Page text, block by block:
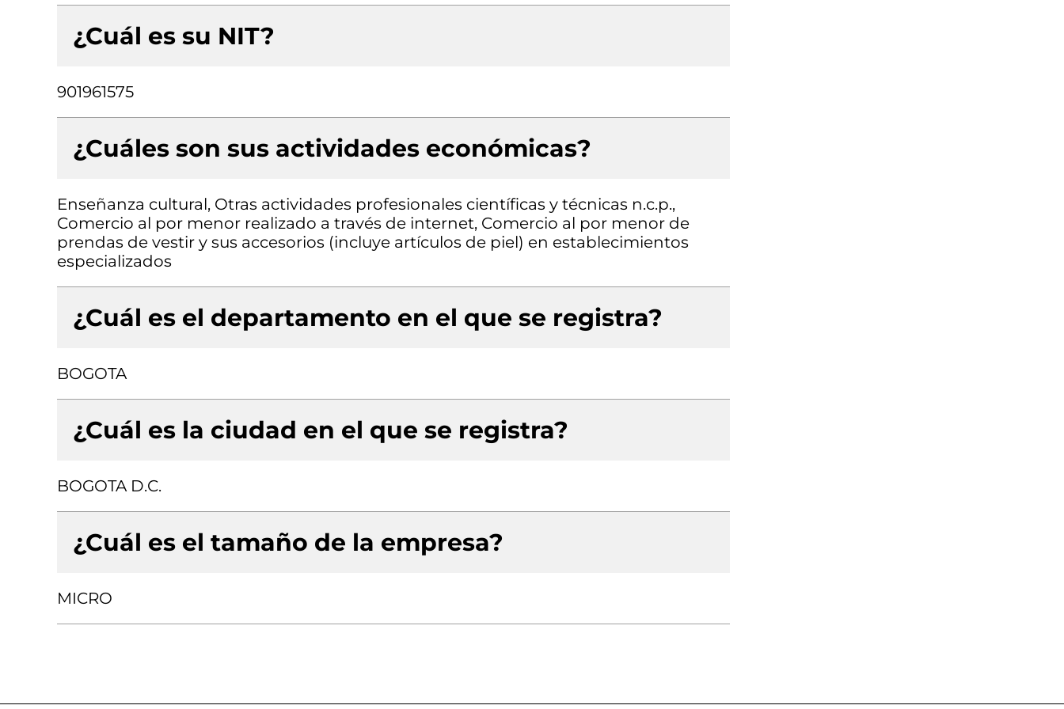
¿Cuál es su NIT?
901961575
¿Cuáles son sus actividades económicas?
Enseñanza cultural, Otras actividades profesionales científicas y técnicas n.c.p.,
Comercio al por menor realizado a través de internet, Comercio al por menor de
prendas de vestir y sus accesorios (incluye artículos de piel) en establecimientos
especializados
¿Cuál es el departamento en el que se registra?
BOGOTA
¿Cuál es la ciudad en el que se registra?
BOGOTA D.C.
¿Cuál es el tamaño de la empresa?
MICRO